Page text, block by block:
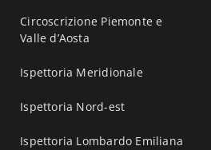
Circoscrizione Piemonte e
Valle d’Aosta
Ispettoria Meridionale
Ispettoria Nord-est
Ispettoria Lombardo Emiliana